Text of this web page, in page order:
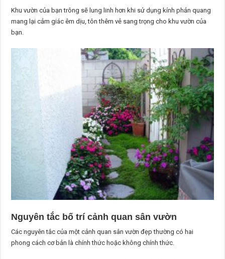
Khu vườn của bạn trông sẽ lung linh hơn khi sử dụng kính phản quang
mang lại cảm giác êm dịu, tôn thêm vẻ sang trọng cho khu vườn của
bạn.
Nguyên tắc bố trí cảnh quan sân vườn
Các nguyên tắc của một cảnh quan sân vườn đẹp thường có hai
phong cách cơ bản là chính thức hoặc không chính thức.